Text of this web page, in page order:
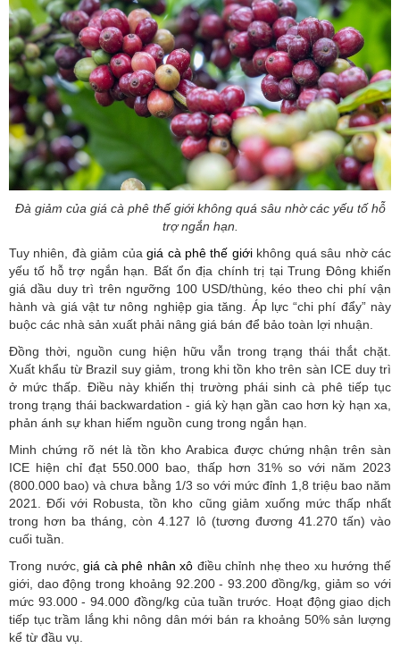
Đà giảm của giá cà phê thế giới không quá sâu nhờ các yếu tố hỗ
trợ ngắn hạn.
Tuy nhiên, đà giảm củagiá cà phê thế giớikhông quá sâu nhờ các
yếu tố hỗ trợ ngắn hạn. Bất ổn địa chính trị tại Trung Đông khiến
giá dầu duy trì trên ngưỡng 100 USD/thùng, kéo theo chi phí vận
hành và giá vật tư nông nghiệp gia tăng. Áp lực “chi phí đẩy” này
buộc các nhà sản xuất phải nâng giá bán để bảo toàn lợi nhuận.
Đồng thời, nguồn cung hiện hữu vẫn trong trạng thái thắt chặt.
Xuất khẩu từ Brazil suy giảm, trong khi tồn kho trên sàn ICE duy trì
ở mức thấp. Điều này khiến thị trường phái sinh cà phê tiếp tục
trong trạng thái backwardation - giá kỳ hạn gần cao hơn kỳ hạn xa,
phản ánh sự khan hiếm nguồn cung trong ngắn hạn.
Minh chứng rõ nét là tồn kho Arabica được chứng nhận trên sàn
ICE hiện chỉ đạt 550.000 bao, thấp hơn 31% so với năm 2023
(800.000 bao) và chưa bằng 1/3 so với mức đỉnh 1,8 triệu bao năm
2021. Đối với Robusta, tồn kho cũng giảm xuống mức thấp nhất
trong hơn ba tháng, còn 4.127 lô (tương đương 41.270 tấn) vào
cuối tuần.
Trong nước,giá cà phê nhân xô điều chỉnh nhẹ theo xu hướng thế
giới, dao động trong khoảng 92.200 - 93.200 đồng/kg, giảm so với
mức 93.000 - 94.000 đồng/kg của tuần trước. Hoạt động giao dịch
tiếp tục trầm lắng khi nông dân mới bán ra khoảng 50% sản lượng
kể từ đầu vụ.